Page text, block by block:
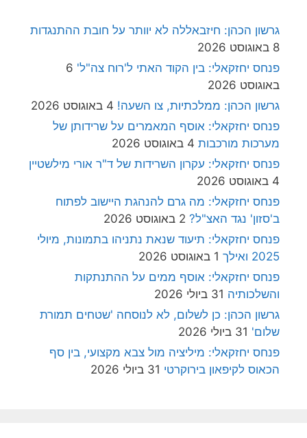
גרשון הכהן: חיזבאללה לא יוותר על חובת ההתנגדות
8 באוגוסט 2026
פנחס יחזקאלי: בין הקוד האתי ל'רוח צה"ל' 6
באוגוסט 2026
גרשון הכהן: ממלכתיות, צו השעה! 4 באוגוסט 2026
פנחס יחזקאלי: אוסף המאמרים על שרידותן של
מערכות מורכבות 4 באוגוסט 2026
פנחס יחזקאלי: עקרון השרידות של ד"ר אורי מילשטיין
4 באוגוסט 2026
פנחס יחזקאלי: מה גרם להנהגת היישוב לפתוח
ב'סזון' נגד האצ"ל? 2 באוגוסט 2026
פנחס יחזקאלי: תיעוד שנאת נתניהו בתמונות, מיולי
2025 ואילך
1 באוגוסט 2026
פנחס יחזקאלי: אוסף ממים על ההתנתקות
והשלכותיה 31 ביולי 2026
גרשון הכהן: כן לשלום, לא לנוסחה 'שטחים תמורת
שלום' 31 ביולי 2026
פנחס יחזקאלי: מיליציה מול צבא מקצועי, בין סף
הכאוס לקיפאון בירוקרטי 31 ביולי 2026